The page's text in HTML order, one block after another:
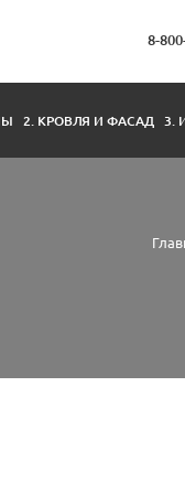
8-
2. КРОВЛЯ И ФАСАД 3.